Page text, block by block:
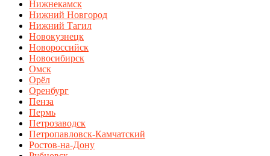
Нижнекамск
Нижний Новгород
Нижний Тагил
Новокузнецк
Новороссийск
Новосибирск
Омск
Орёл
Оренбург
Пенза
Пермь
Петрозаводск
Петропавловск-Камчатский
Ростов-на-Дону